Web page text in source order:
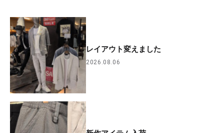
レイアウト変えました
2026.08.06